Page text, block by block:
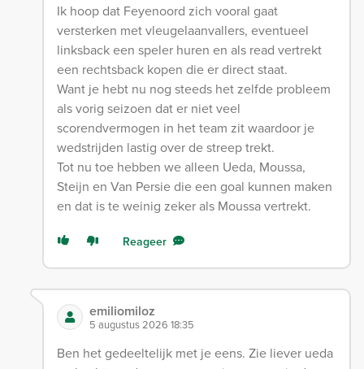
Ik hoop dat Feyenoord zich vooral gaat
versterken met vleugelaanvallers, eventueel
linksback een speler huren en als read vertrekt
een rechtsback kopen die er direct staat.
Want je hebt nu nog steeds het zelfde probleem
als vorig seizoen dat er niet veel
scorendvermogen in het team zit waardoor je
wedstrijden lastig over de streep trekt.
Tot nu toe hebben we alleen Ueda, Moussa,
Steijn en Van Persie die een goal kunnen maken
en dat is te weinig zeker als Moussa vertrekt.
Reageer
emiliomiloz
5 augustus 2026 18:35
Ben het gedeeltelijk met je eens. Zie liever ueda